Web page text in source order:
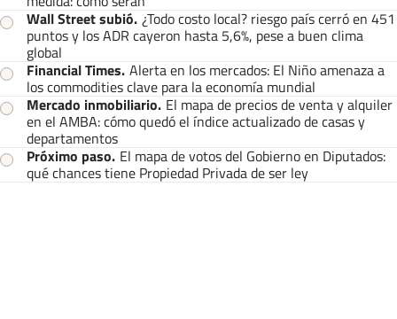
Wall Street subió. ¿Todo costo local? riesgo país cerró en 451
puntos y los ADR cayeron hasta 5,6%, pese a buen clima
global
Financial Times. Alerta en los mercados: El Niño amenaza a
los commodities clave para la economía mundial
Mercado inmobiliario. El mapa de precios de venta y alquiler
en el AMBA: cómo quedó el índice actualizado de casas y
departamentos
Próximo paso. El mapa de votos del Gobierno en Diputados:
qué chances tiene Propiedad Privada de ser ley